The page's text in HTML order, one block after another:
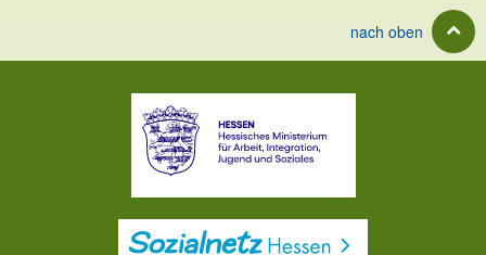
nach oben